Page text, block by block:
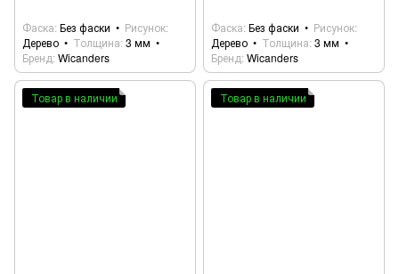
Фаска Без фаски
Рисунок
Дерево
Толщина 3 мм
Бренд Wicanders
Фаска Без фаски
Рисунок
Дерево
Толщина 3 мм
Бренд Wicanders
Товар в наличии Товар в наличии